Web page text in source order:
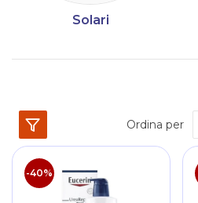
Solari
Ordina per
-40%